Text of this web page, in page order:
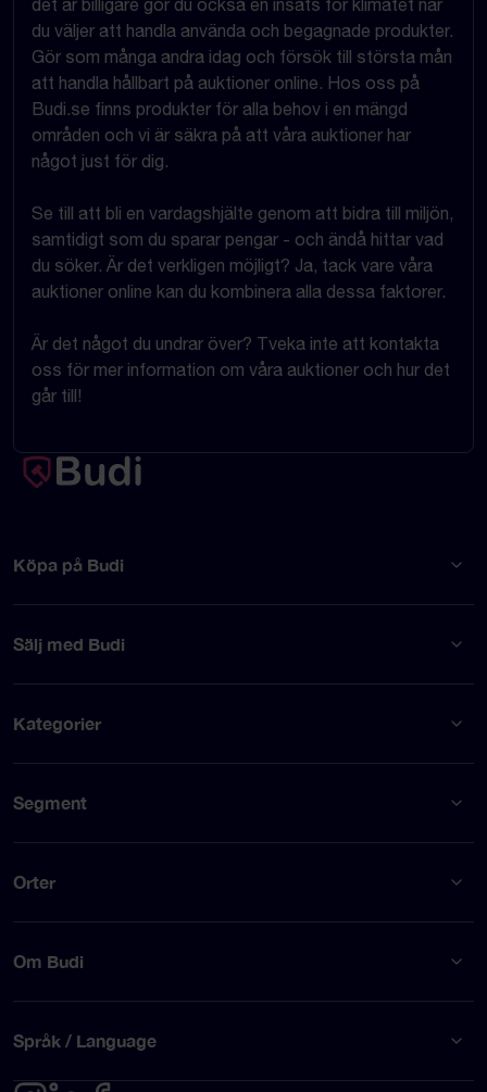
det är billigare gör du också en insats för klimatet när
du väljer att handla använda och begagnade produkter.
Gör som många andra idag och försök till största mån
att handla hållbart på auktioner online. Hos oss på
Budi.se finns produkter för alla behov i en mängd
områden och vi är säkra på att våra auktioner har
något just för dig.
Se till att bli en vardagshjälte genom att bidra till miljön,
samtidigt som du sparar pengar - och ändå hittar vad
du söker. Är det verkligen möjligt? Ja, tack vare våra
auktioner online kan du kombinera alla dessa faktorer.
Är det något du undrar över? Tveka inte att kontakta
oss för mer information om våra auktioner och hur det
går till!
Köpa på Budi
Sälj med Budi
Kategorier
Segment
Orter
Om Budi
Språk / Language